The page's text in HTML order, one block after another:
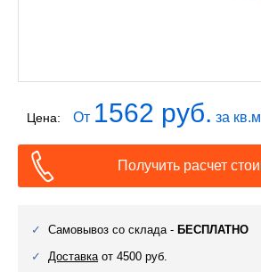
Цена: От 1562 руб. за
Получить расчет
Самовывоз со склада - БЕСПЛАТНО
Доставкаот 4500 руб.